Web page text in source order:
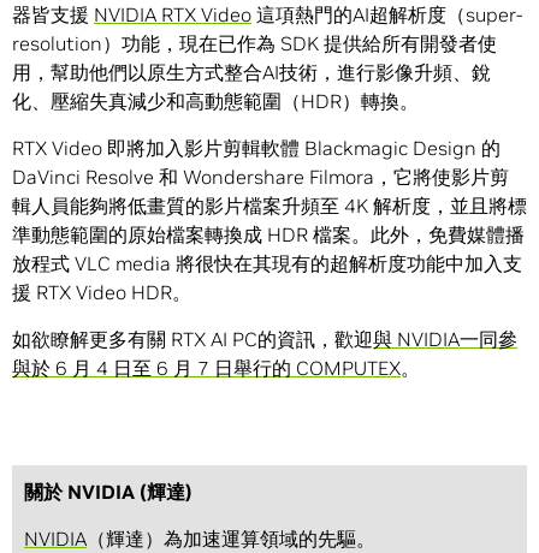
器皆支援 NVIDIA RTX Video 這項熱門的AI超解析度 （super-
resolution） 功能，現在已作為 SDK 提供給所有開發者使
用，幫助他們以原生方式整合AI技術，進行影像升頻、銳
化、壓縮失真減少和高動態範圍（HDR）轉換。
RTX Video 即將加入影片剪輯軟體 Blackmagic Design 的
DaVinci Resolve 和 Wondershare Filmora ，它將使影片剪
輯人員能夠將低畫質的影片檔案升頻至 4K 解析度，並且將標
準動態範圍的原始檔案轉換成 HDR 檔案。此外，免費媒體播
放程式 VLC media 將很快在其現有的超解析度功能中加入支
援 RTX Video HDR。
如欲瞭解更多有關 RTX AI PC的資訊，歡迎與 NVIDIA一同參
與於 6 月 4 日至 6 月 7 日舉行的 COMPUTEX。
關於 NVIDIA (輝達)
NVIDIA （輝達）為加速運算領域的先驅。